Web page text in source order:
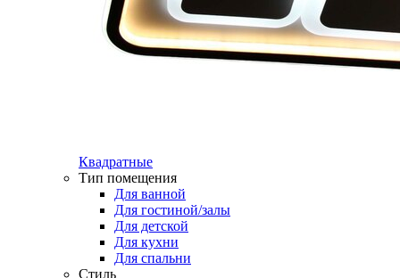
Квадратные
Тип помещения
Для ванной
Для гостиной/залы
Для детской
Для кухни
Для спальни
Стиль